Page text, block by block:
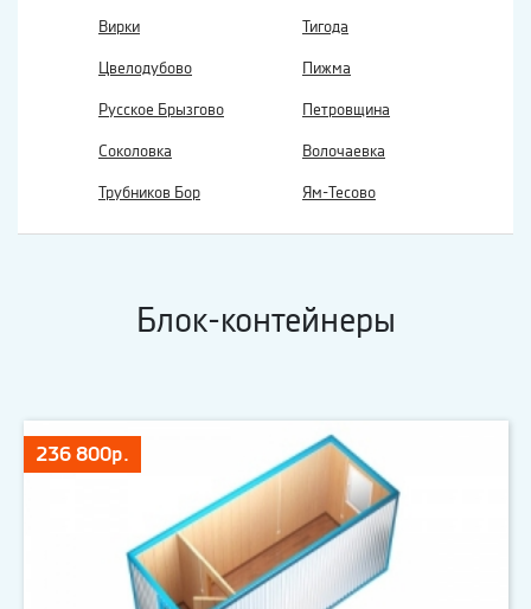
Вирки Тигода
Цвелодубово Пижма
Русское Брызгово Петровщина
Соколовка Волочаевка
Трубников Бор Ям-Тесово
Блок-контейнеры
236 800р.